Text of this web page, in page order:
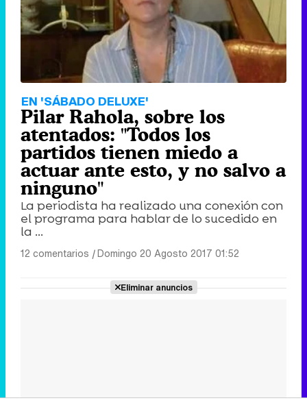
EN 'SÁBADO DELUXE'
Pilar Rahola, sobre los
atentados: "Todos los
partidos tienen miedo a
actuar ante esto, y no salvo a
ninguno"
La periodista ha realizado una conexión con
el programa para hablar de lo sucedido en
la ...
12 comentarios |Domingo 20 Agosto 2017 01:52
Eliminar anuncios